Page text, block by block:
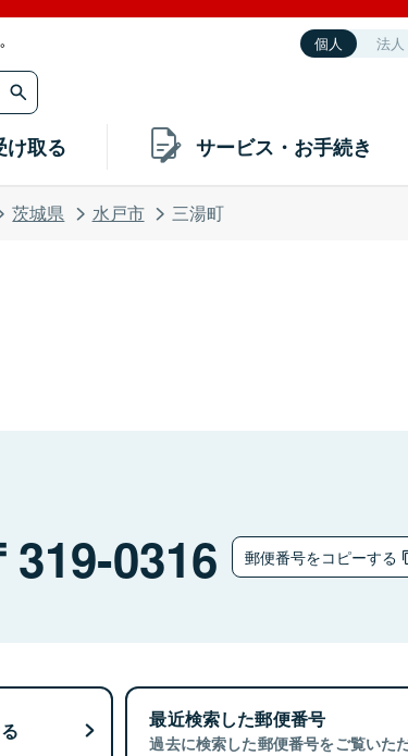
個人 法人
け取る サービス・お手続き
茨城県 水戸市 三湯町
319-0316 郵便番号をコピーする
最近検索した郵便番号
過去に検索した郵便番号をご覧いた